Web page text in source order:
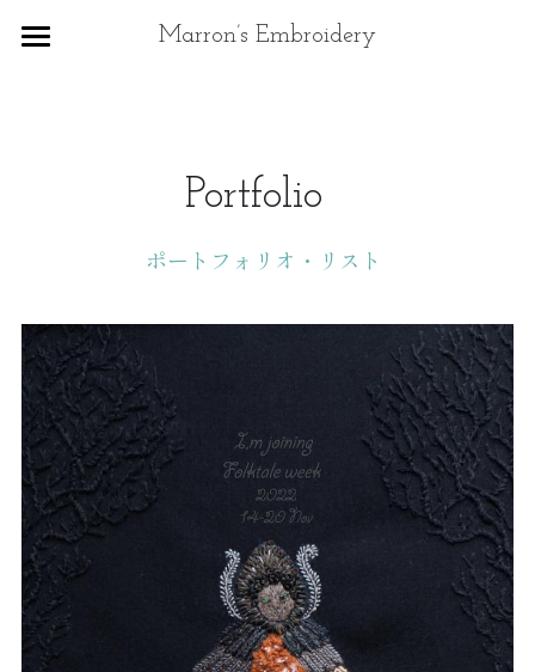
Marron’s Embroidery
ポートフォリオ
お知らせなど
Contact
Portfolio
ポートフォリオ・リスト